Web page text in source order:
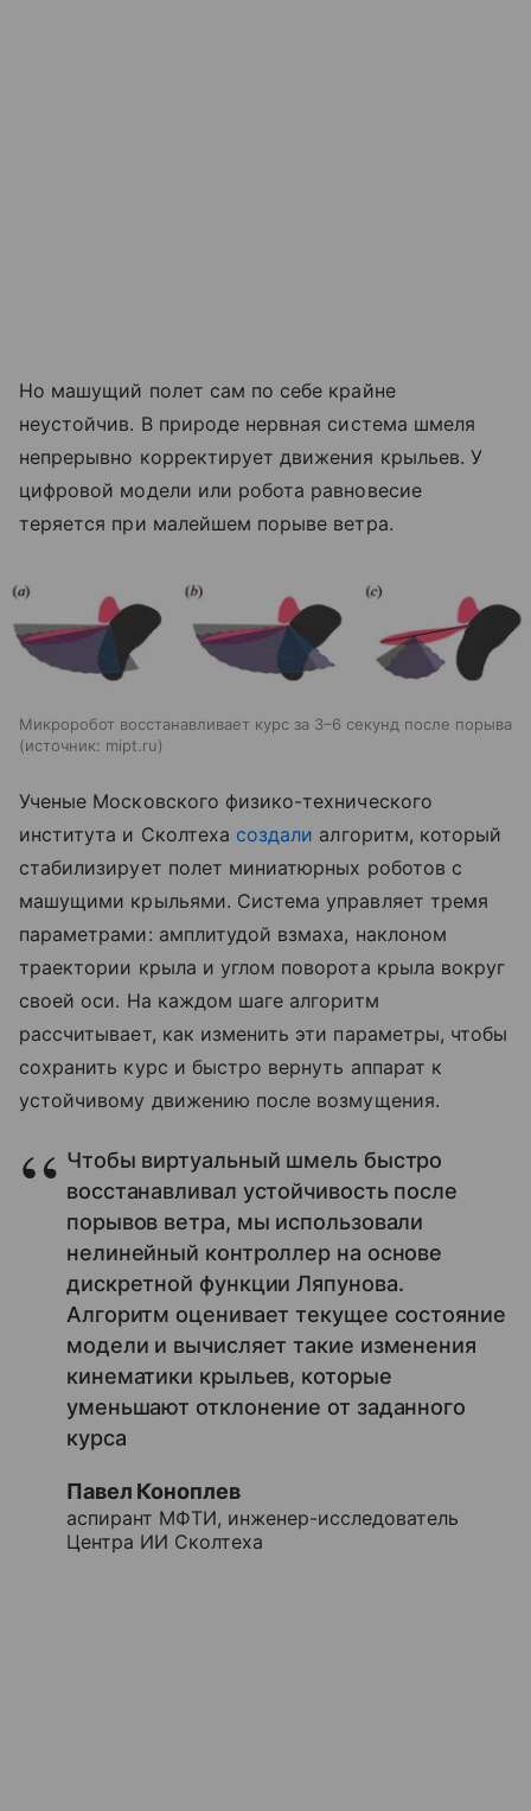
Но машущий полет сам по себе крайне
неустойчив. В природе нервная система шмеля
непрерывно корректирует движения крыльев. У
цифровой модели или робота равновесие
теряется при малейшем порыве ветра.
Микроробот восстанавливает курс за 3–6 секунд после порыва
источник: mipt.ru
Ученые Московского физико-технического
института и Сколтеха создали алгоритм, который
стабилизирует полет миниатюрных роботов с
машущими крыльями. Система управляет тремя
параметрами: амплитудой взмаха, наклоном
траектории крыла и углом поворота крыла вокруг
своей оси. На каждом шаге алгоритм
рассчитывает, как изменить эти параметры, чтобы
сохранить курс и быстро вернуть аппарат к
устойчивому движению после возмущения.
Чтобы виртуальный шмель быстро
восстанавливал устойчивость после
порывов ветра, мы использовали
нелинейный контроллер на основе
дискретной функции Ляпунова.
Алгоритм оценивает текущее состояние
модели и вычисляет такие изменения
кинематики крыльев, которые
уменьшают отклонение от заданного
курса
Павел Коноплев
аспирант МФТИ, инженер-исследователь
Центра ИИ Сколтеха